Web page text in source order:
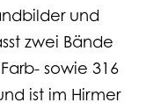
und
zwei Bände
sowie 316
ist im Hirmer